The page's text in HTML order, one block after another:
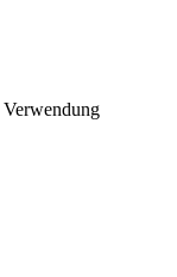
Verwendung